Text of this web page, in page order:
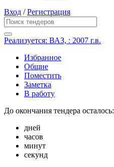
Вход /Регистрация
Реализуется: ВАЗ, : 2007 г.в.
Избранное
Общие
Поместить
Заметка
В работу
До окончания тендера осталось:
дней
часов
минут
секунд